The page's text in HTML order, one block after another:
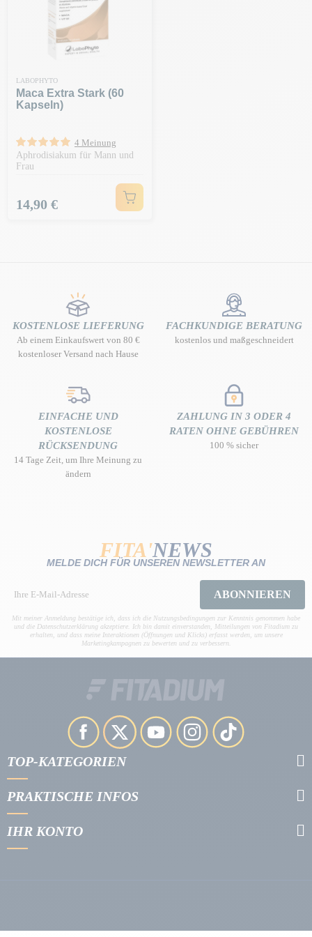
LABOPHYTO
Maca Extra Stark (60
Kapseln)
4 Meinung
Aphrodisiakum für Mann und
Frau
Preis
14,90 €
KOSTENLOSE LIEFERUNG
Ab einem Einkaufswert von 80 €
kostenloser Versand nach Hause
FACHKUNDIGE BERATUNG
kostenlos und maßgeschneidert
EINFACHE UND
KOSTENLOSE
RÜCKSENDUNG
14 Tage Zeit, um Ihre Meinung zu
ändern
ZAHLUNG IN 3 ODER 4
RATEN OHNE GEBÜHREN
100 % sicher
FITA'NEWS
MELDE DICH FÜR UNSEREN NEWSLETTER AN
ABONNIEREN
Mit meiner Anmeldung bestätige ich, dass ich die Nutzungsbedingungen zur Kenntnis genommen habe
und die Datenschutzerklärung akzeptiere. Ich bin damit einverstanden, Mitteilungen von Fitadium zu
erhalten, und dass meine Interaktionen (Öffnungen und Klicks) erfasst werden, um unsere
Marketingkampagnen zu bewerten und zu verbessern.
TOP-KATEGORIEN
PRAKTISCHE INFOS
IHR KONTO